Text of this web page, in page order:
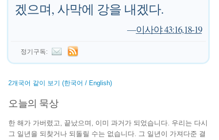
겠으며, 사막에 강을 내겠다.
—이사야 43:16,18-19
정기구독:
2개국어 같이 보기 (한국어 / English)
오늘의 묵상
한 해가 가버렸고, 끝났으며, 이미 과거가 되었습니다. 우리는 다시
그 일년을 되찾거나 되돌릴 수는 없습니다. 그 일년이 가져다준 결